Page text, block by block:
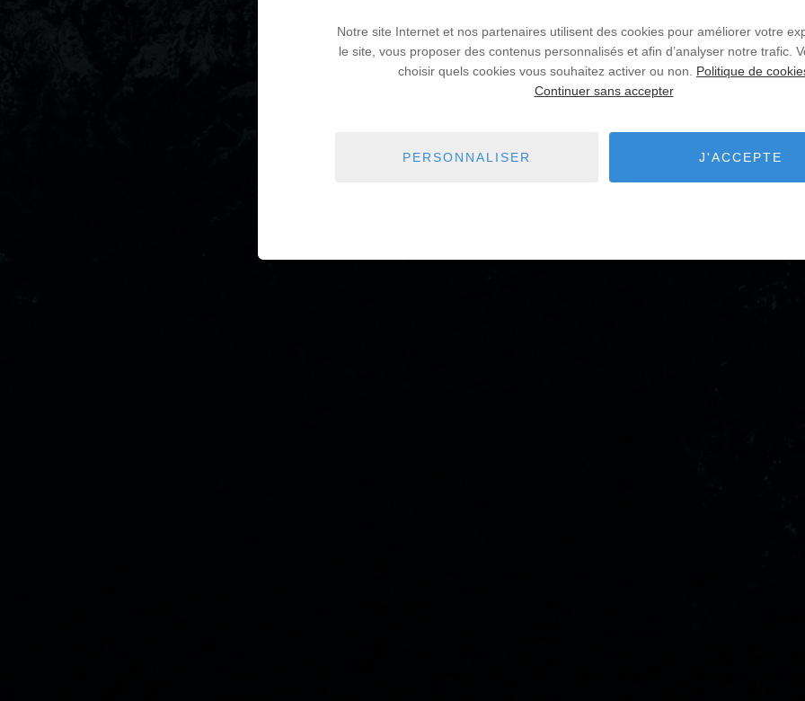
Notre site Internet et nos partenaires utilisent des cookies pour améliorer votre
le site, vous proposer des contenus personnalisés et afin d’analyser notre trafic.
choisir quels cookies vous souhaitez activer ou non. Politique de
Continuer sans accepter
PERSONNALISER J'ACCEPTE